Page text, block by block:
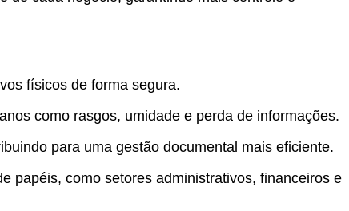
físicos de forma segura.
como rasgos, umidade e perda de informações.
para uma gestão documental mais eficiente.
papéis, como setores administrativos, financeiros e